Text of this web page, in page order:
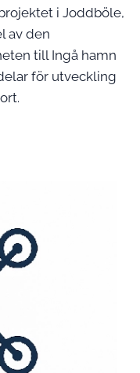
i Joddböle,
av den
till Ingå hamn
för utveckling